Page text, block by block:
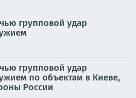
групповой удар
групповой удар
по объектам в Киеве,
России